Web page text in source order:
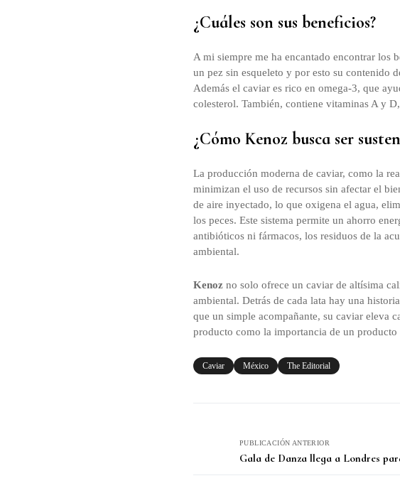
¿Cuáles son sus beneficios?
A mi siempre me ha encantado encontrar los
un pez sin esqueleto y por esto su contenido
Además el caviar es rico en omega-3, que
colesterol. También, contiene vitaminas A y
¿Cómo Kenoz busca ser
La producción moderna de caviar, como la
minimizan el uso de recursos sin afectar el
de aire inyectado, lo que oxigena el agua,
los peces. Este sistema permite un ahorro
antibióticos ni fármacos, los residuos de la
ambiental.
Kenoz no solo ofrece un caviar de altísima
ambiental. Detrás de cada lata hay una
que un simple acompañante, su caviar eleva
producto como la importancia de un producto
Caviar México The Editorial
PUBLICACIÓN ANTERIOR
Gala de Danza llega a Londres